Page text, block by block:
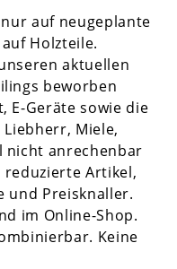
auf neugeplante
Holzteile.
aktuellen
beworben
E-Geräte sowie die
Liebherr, Miele,
nicht anrechenbar
reduzierte Artikel,
und Preisknaller.
im Online-Shop.
Keine